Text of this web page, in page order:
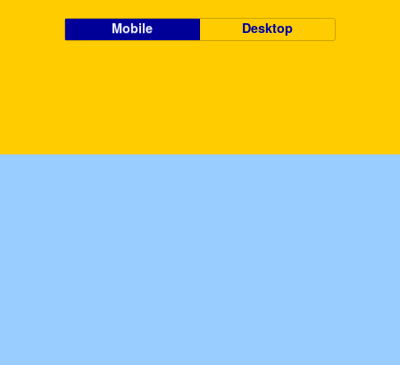
Mobile Desktop